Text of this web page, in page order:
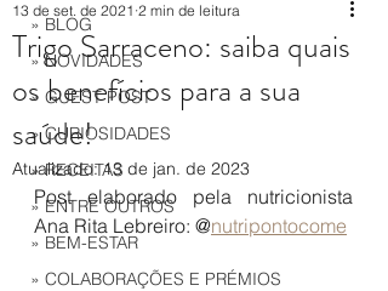
» BLOG
» NOVIDADES
» GUEST POST
» CURIOSIDADES
» RECEITAS
» ENTRE OUTROS
» BEM-ESTAR
» COLABORAÇÕES E PRÉMIOS
Trigo Sarraceno: saiba quais
os benefícios para a sua
saúde!
13 de set. de 2021 2 min de leitura
Atualizado:13 de jan. de 2023
Post elaborado pela nutricionista
Ana Rita Lebreiro: @nutripontocome